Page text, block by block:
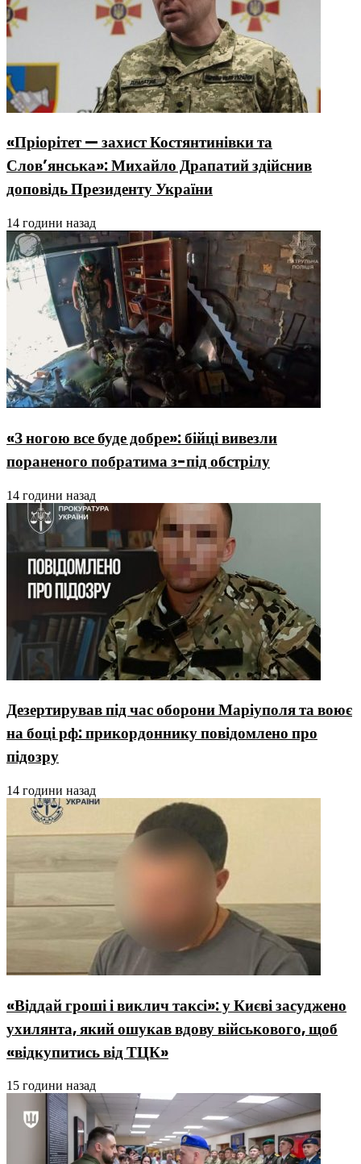
«Пріорітет — захист Костянтинівки та
Слов’янська»: Михайло Драпатий здійснив
доповідь Президенту України
14 години назад
«З ногою все буде добре»: бійці вивезли
пораненого побратима з-під обстрілу
14 години назад
Дезертирував під час оборони Маріуполя та воює
на боці рф: прикордоннику повідомлено про
підозру
14 години назад
«Віддай гроші і виклич таксі»: у Києві засуджено
ухилянта, який ошукав вдову військового, щоб
«відкупитись від ТЦК»
15 години назад